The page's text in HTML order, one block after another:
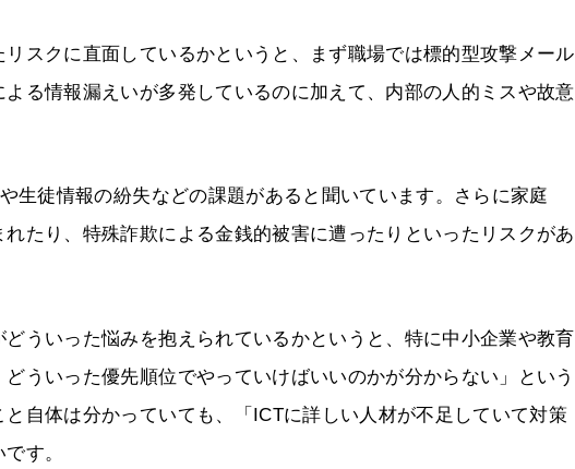
スクに直面しているかというと、まず職場では標的型攻撃メール
る情報漏えいが多発しているのに加えて、内部の人的ミスや故意
生徒情報の紛失などの課題があると聞いています。さらに家庭
たり、特殊詐欺による金銭的被害に遭ったりといったリスクがあ
ういった悩みを抱えられているかというと、特に中小企業や教育
ういった優先順位でやっていけばいいのかが分からない」という
自体は分かっていても、「ICTに詳しい人材が不足していて対策
す。